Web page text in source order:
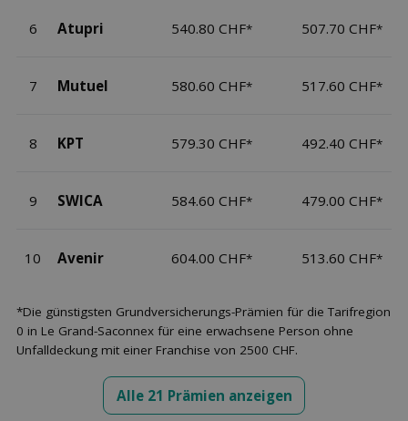
6 Atupri 540.80 CHF* 507.70 CHF*
7 Mutuel 580.60 CHF* 517.60 CHF*
8 KPT 579.30 CHF* 492.40 CHF*
9 SWICA 584.60 CHF* 479.00 CHF*
10 Avenir 604.00 CHF* 513.60 CHF*
*Die günstigsten Grundversicherungs-Prämien für die Tarifregion
0 in Le Grand-Saconnex für eine erwachsene Person ohne
Unfalldeckung mit einer Franchise von 2500 CHF.
Alle 21 Prämien anzeigen